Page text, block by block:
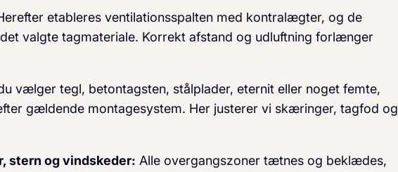
etableres ventilationsspalten med kontralægter, og de
valgte tagmateriale. Korrekt afstand og udluftning forlænger
vælger tegl, betontagsten, stålplader, eternit eller noget femte,
gældende montagesystem. Her justerer vi skæringer, tagfod og
stern og vindskeder: Alle overgangszoner tætnes og beklædes,